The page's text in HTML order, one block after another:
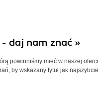
daj nam znać »
powinniśmy mieć w naszej
by wskazany tytuł jak